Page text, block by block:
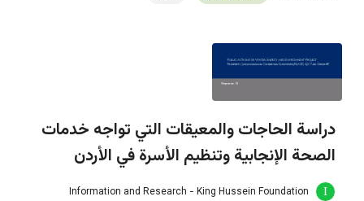
دراسة الحاجات والمعيقات التي تواجه خدمات
الصحة الإنجابية وتنظيم الأسرة في الأردن
Information and Research - King Hussein Foundation